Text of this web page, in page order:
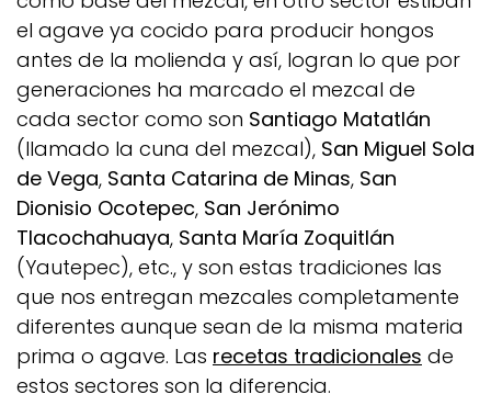
el agave ya cocido para producir hongos
antes de la molienda y así, logran lo que por
generaciones ha marcado el mezcal de
cada sector como son Santiago Matatlán
(llamado la cuna del mezcal), San Miguel Sola
de Vega, Santa Catarina de Minas, San
Dionisio Ocotepec, San Jerónimo
Tlacochahuaya, Santa María Zoquitlán
(Yautepec), etc., y son estas tradiciones las
que nos entregan mezcales completamente
diferentes aunque sean de la misma materia
prima o agave. Las recetas tradicionales de
estos sectores son la diferencia.